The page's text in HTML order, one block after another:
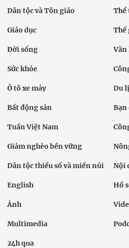
Dân tộc và Tôn giáo Thể
Giáo dục Thế
Đời sống
Sức khỏe
Ô tô xe máy Du
Bất động sản Bạn
Tuần Việt Nam
Giảm nghèo bền vững
Dân tộc thiểu số và miền núi Nội
English Hồ
Ảnh
Multimedia
24h qua